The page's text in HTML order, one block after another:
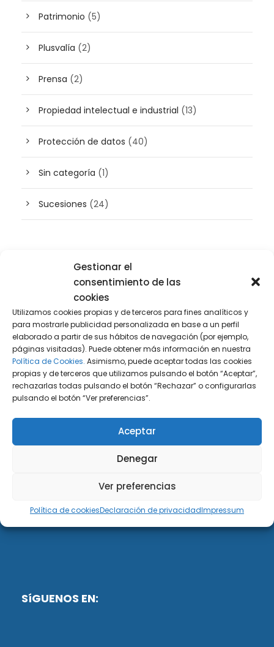
Gestionar el
consentimiento de las
cookies
Utilizamos cookies propias y de terceros para fines analíticos y
para mostrarle publicidad personalizada en base a un perfil
elaborado a partir de sus hábitos de navegación (por ejemplo,
páginas visitadas). Puede obtener más información en nuestra
Política de Cookies. Asimismo, puede aceptar todas las cookies
propias y de terceros que utilizamos pulsando el botón “Aceptar”,
rechazarlas todas pulsando el botón “Rechazar” o configurarlas
pulsando el botón “Ver preferencias”.
Aceptar
Denegar
Ver preferencias
Política de cookiesDeclaración de privacidadImpressum
Patrimonio (5)
Plusvalía (2)
Prensa (2)
Propiedad intelectual e industrial (13)
Protección de datos (40)
Sin categoría (1)
Sucesiones (24)
Buscador de artículos
DiG ABOGADOS
DiG Abogados es un despacho de abogados
multidisciplinar especializado en las materias de
fiscalidad y mercantil. Llevamos más de 50 años al
SíGUENOS EN: